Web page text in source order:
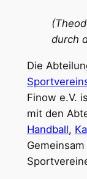
durch
Die
Finow e.V.
mit den
Handball,